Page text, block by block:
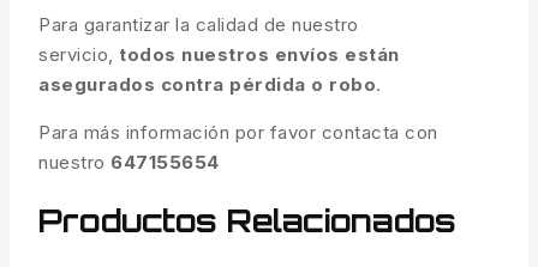
Para garantizar la calidad de nuestro
servicio, todos nuestros envíos están
asegurados contra pérdida o robo.
Para más información por favor contacta con
nuestro 647155654
Productos Relacionados